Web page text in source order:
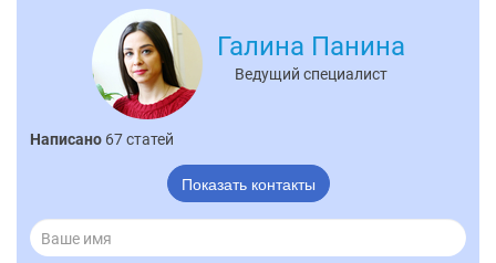
Галина Панина
Ведущий специалист
Написано 67 статей
Показать контакты